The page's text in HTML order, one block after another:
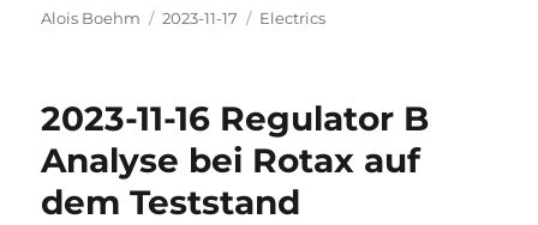
Autor
Alois Boehm
Veröffentlicht
2023-11-17 Kategorien
Electrics
2023-11-16 Regulator B
Analyse bei Rotax auf
dem Teststand